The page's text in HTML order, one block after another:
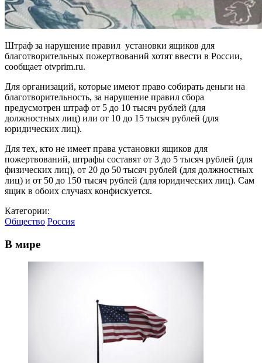
Штраф за нарушение правил установки ящиков для
благотворительных пожертвований хотят ввести в России,
сообщает otvprim.ru.
Для организаций, которые имеют право собирать деньги на
благотворительность, за нарушение правил сбора
предусмотрен штраф от 5 до 10 тысяч рублей (для
должностных лиц) или от 10 до 15 тысяч рублей (для
юридических лиц).
Для тех, кто не имеет права установки ящиков для
пожертвований, штрафы составят от 3 до 5 тысяч рублей (для
физических лиц), от 20 до 50 тысяч рублей (для должностных
лиц) и от 50 до 150 тысяч рублей (для юридических лиц). Сам
ящик в обоих случаях конфискуется.
Категории:
Общество Россия
В мире